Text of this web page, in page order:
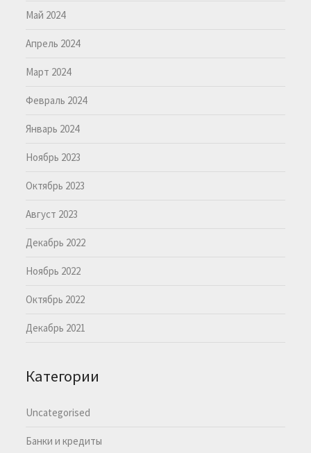
Май 2024
Апрель 2024
Март 2024
Февраль 2024
Январь 2024
Ноябрь 2023
Октябрь 2023
Август 2023
Декабрь 2022
Ноябрь 2022
Октябрь 2022
Декабрь 2021
Категории
Uncategorised
Банки и кредиты